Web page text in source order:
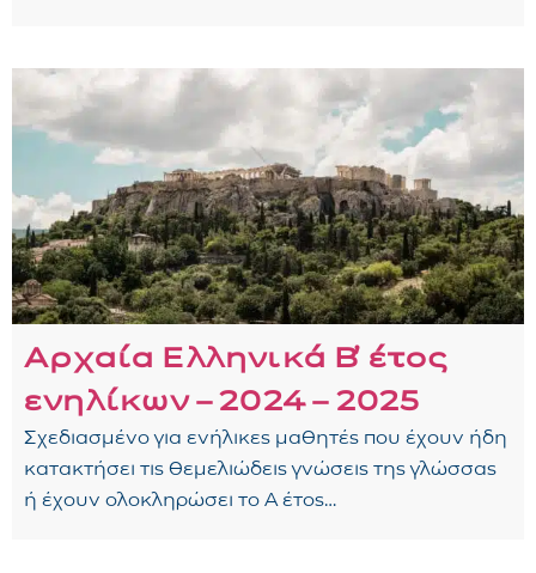
Αρχαία Ελληνικά Β᾽ έτος
ενηλίκων – 2024 – 2025
Σχεδιασμένο για ενήλικες μαθητές που έχουν ήδη
κατακτήσει τις θεμελιώδεις γνώσεις της γλώσσας
ή έχουν ολοκληρώσει το Α έτος…